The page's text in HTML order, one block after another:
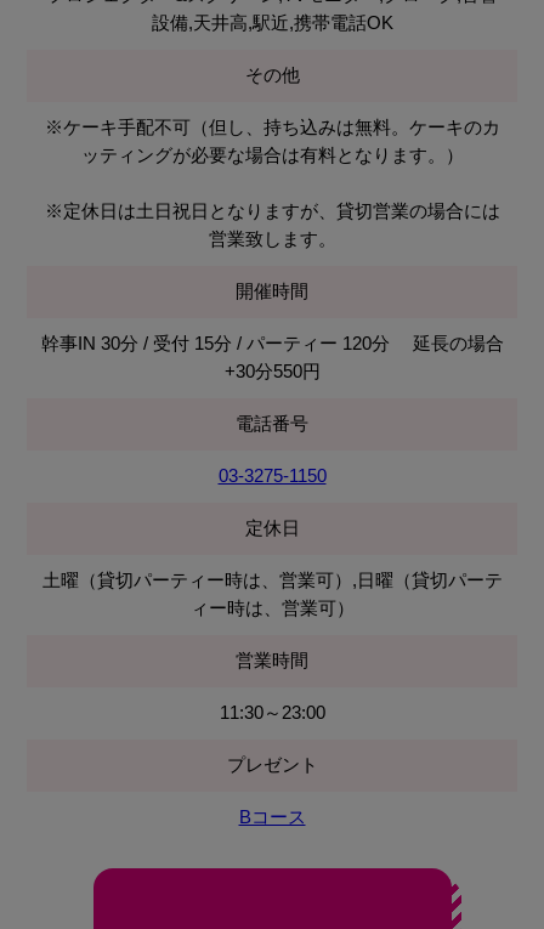
設備,天井高,駅近,携帯電話OK
その他
※ケーキ手配不可（但し、持ち込みは無料。ケーキのカ
ッティングが必要な場合は有料となります。）
※定休日は土日祝日となりますが、貸切営業の場合には
営業致します。
開催時間
幹事IN 30分 / 受付 15分 / パーティー 120分 延長の場合
+30分550円
電話番号
03-3275-1150
定休日
土曜（貸切パーティー時は、営業可）,日曜（貸切パーテ
ィー時は、営業可）
営業時間
11:30～23:00
プレゼント
Bコース